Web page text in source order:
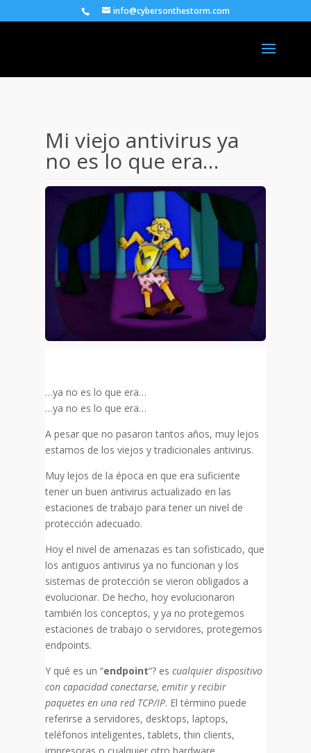
info@cybersonthestorm.com
Mi viejo antivirus ya
no es lo que era…
…ya no es lo que era…
…ya no es lo que era…
A pesar que no pasaron tantos años, muy lejos
estamos de los viejos y tradicionales antivirus.
Muy lejos de la época en que era suficiente
tener un buen antivirus actualizado en las
estaciones de trabajo para tener un nivel de
protección adecuado.
Hoy el nivel de amenazas es tan sofisticado, que
los antiguos antivirus ya no funcionan y los
sistemas de protección se vieron obligados a
evolucionar. De hecho, hoy evolucionaron
también los conceptos, y ya no protegemos
estaciones de trabajo o servidores, protegemos
endpoints.
Y qué es un “endpoint“? es cualquier dispositivo
con capacidad conectarse, emitir y recibir
paquetes en una red TCP/IP. El término puede
referirse a servidores, desktops, laptops,
teléfonos inteligentes, tablets, thin clients,